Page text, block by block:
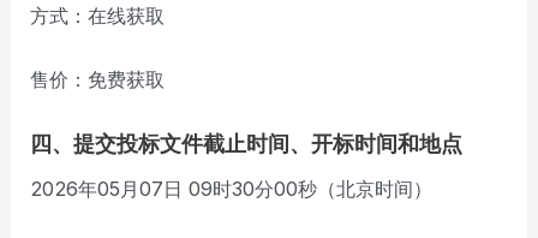
方式：在线获取
售价：免费获取
四、提交投标文件截止时间、开标时间和地点
2026年05月07日 09时30分00秒（北京时间）